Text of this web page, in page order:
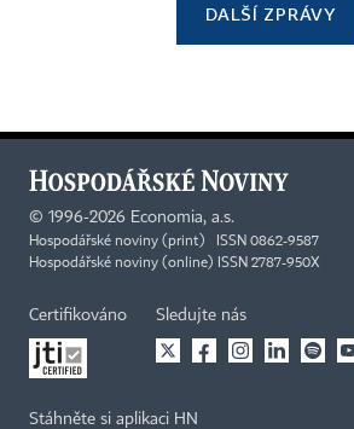
DALŠÍ ZPRÁVY
© 1996-2026 Economia, a.s.
Hospodářské noviny (print) ISSN 0862-9587
Hospodářské noviny (online) ISSN 2787-950X
Certifikováno Sledujte nás
Stáhněte si aplikaci HN